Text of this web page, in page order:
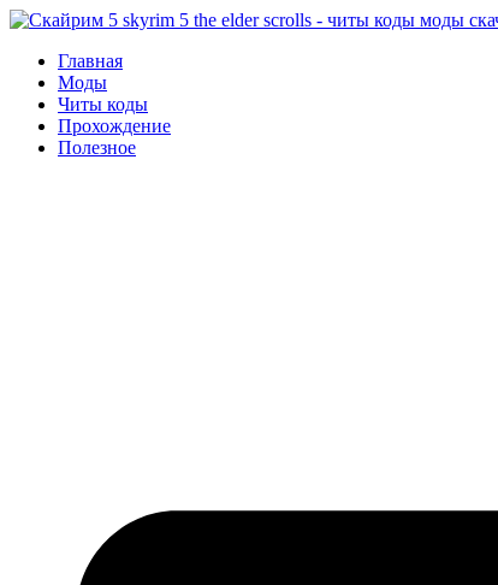
Перейти
содержимому
Главная
Моды
Читы коды
Прохождение
Полезное